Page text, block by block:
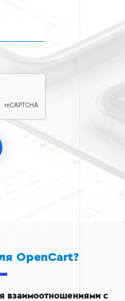
OpenCart?
взаимоотношениями с